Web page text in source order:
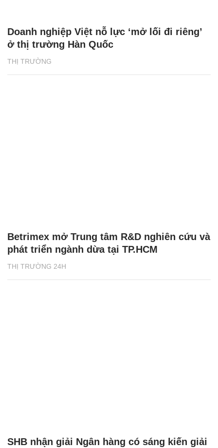
THỊ TRƯỜNG
Doanh nghiệp Việt nỗ lực ‘mở lối đi riêng’
ở thị trường Hàn Quốc
THỊ TRƯỜNG 24H
Betrimex mở Trung tâm R&D nghiên cứu và
phát triển ngành dừa tại TP.HCM
SHB nhận giải Ngân hàng có sáng kiến giải